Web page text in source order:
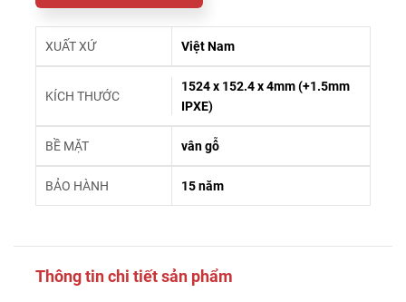
XUẤT XỨ Việt Nam
KÍCH THƯỚC
1524 x 152.4 x 4mm (+1.5mm
IPXE)
BỀ MẶT vân gỗ
BẢO HÀNH 15 năm
Thông tin chi tiết sản phẩm